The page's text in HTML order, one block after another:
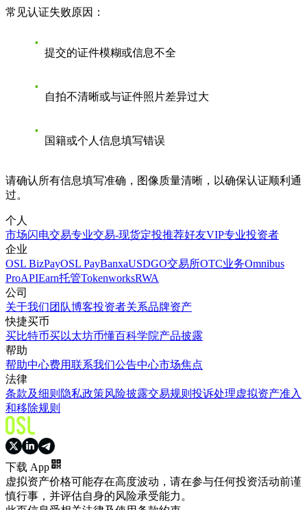
常见认证失败原因：
提交的证件模糊或信息不全
自拍不清晰或与证件照片差异过大
国籍或个人信息填写错误
请确认所有信息填写准确，图像质量清晰，以确保认证顺利通
过。
个人
市场闪电交易专业交易-现货定投推荐好友VIP专业投资者
企业
OSL BizPayOSL PayBanxaUSDGO交易所OTC业务Omnibus
ProAPIEarn托管TokenworksRWA
公司
关于我们团队博客投资者关系品牌资产
快捷买币
买比特币买以太坊币懂百科学院产品披露
帮助
帮助中心费用联系我们公告中心市场焦点
法律
条款及细则 隐私政策风险披露交易规则 投诉处理虚拟资产准入
和移除规则
下载 App
虚拟资产价格可能存在高度波动，请在参与任何投资活动前谨
慎行事，并评估自身的风险承受能力。